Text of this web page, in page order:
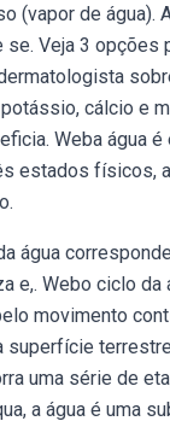
(vapor de água).
se. Veja 3 opções
cálcio e
Weba água é
estados físicos,
água
e,. Webo ciclo da
movimento
superfície
uma série de
a água é uma